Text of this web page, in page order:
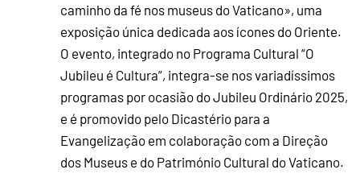
caminho da fé nos museus do Vaticano», uma
exposição única dedicada aos ícones do Oriente.
O evento, integrado no Programa Cultural “O
Jubileu é Cultura”, integra-se nos variadíssimos
programas por ocasião do Jubileu Ordinário 2025,
e é promovido pelo Dicastério para a
Evangelização em colaboração com a Direção
dos Museus e do Património Cultural do Vaticano.